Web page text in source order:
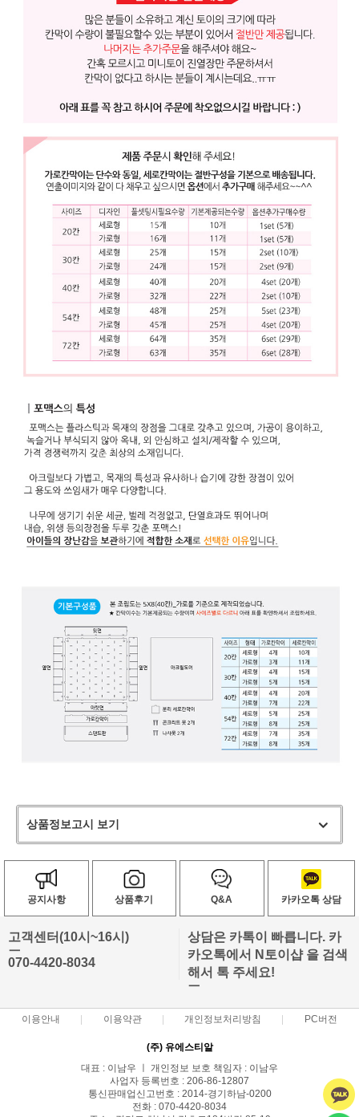
상품정보고시 보기
공지사항 상품후기 Q&A 카카오톡 상담
고객센터(10시~16시)
ㅡ
070-4420-8034
상담은 카톡이 빠릅니다. 카
카오톡에서 N토이샵 을 검색
해서 톡 주세요!
ㅡ
이용안내 이용약관 개인정보처리방침 PC버전
(주) 유에스티알
대표 : 이남우 ㅣ 개인정보 보호 책임자 : 이남우
사업자 등록번호 : 206-86-12807
통신판매업신고번호 : 2014-경기하남-0200
전화 : 070-4420-8034